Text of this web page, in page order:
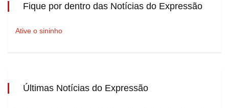
Fique por dentro das Notícias do Expressão
Ative o sininho
Últimas Notícias do Expressão